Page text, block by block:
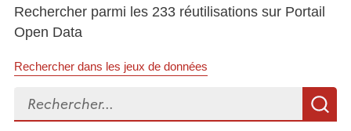
Rechercher parmi les 233 réutilisations sur Portail
Open Data
Rechercher dans les jeux de données
Rechercher...